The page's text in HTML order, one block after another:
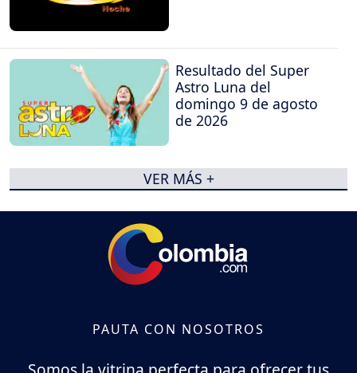
Resultado del Super
Astro Luna del
domingo 9 de agosto
de 2026
VER MÁS +
PAUTA CON NOSOTROS